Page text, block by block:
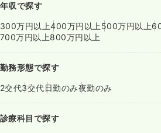
年収で探す
300万円以上400万円以上 500万円以上
700万円以上800万円以上
勤務形態で探す
2交代3交代日勤のみ夜勤のみ
診療科目で探す